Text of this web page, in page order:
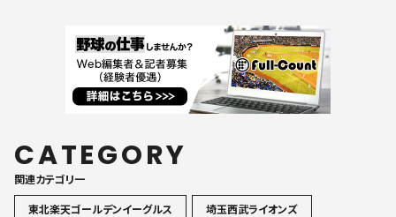
CATEGORY
関連カテゴリ一
東北楽天ゴールデンイーグルス
埼玉西武ライオンズ